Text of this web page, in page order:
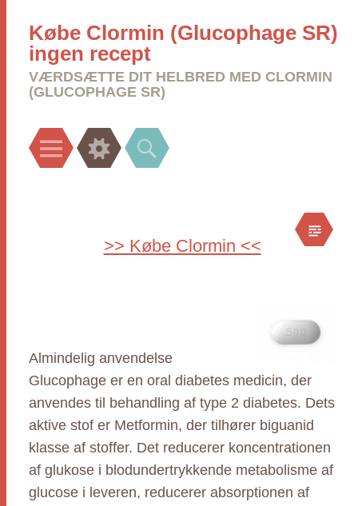
Købe Clormin (Glucophage SR)
ingen recept
VÆRDSÆTTE DIT HELBRED MED CLORMIN
(GLUCOPHAGE SR)
Menu Widgets Search
>> Købe Clormin <<
Almindelig anvendelse
Glucophage er en oral diabetes medicin, der
anvendes til behandling af type 2 diabetes. Dets
aktive stof er Metformin, der tilhører biguanid
klasse af stoffer. Det reducerer koncentrationen
af glukose i blodundertrykkende metabolisme af
glucose i leveren, reducerer absorptionen af